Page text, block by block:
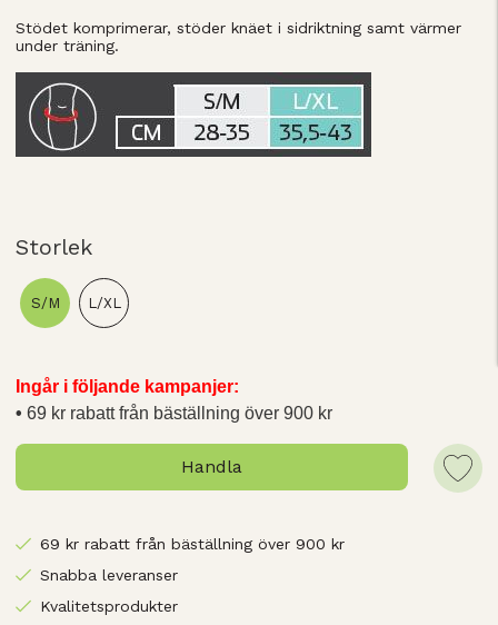
Stödet komprimerar, stöder knäet i sidriktning samt värmer
under träning.
Storlek
S/M L/XL
Ingår i följande kampanjer:
69 kr rabatt från bäställning över 900 kr
Handla
69 kr rabatt från bäställning över 900 kr
Snabba leveranser
Kvalitetsprodukter